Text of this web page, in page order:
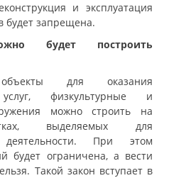
и эксплуатация
будет запрещена.
будет построить
для оказания
услуг, физкультурные и
можно строить на
выделяемых для
деятельности. При этом
будет ограничена, а вести
Такой закон вступает в